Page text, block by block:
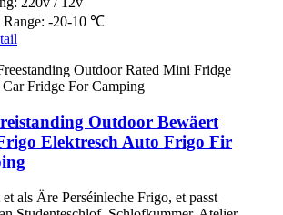
Range: -20-10 ℃
Outdoor Bewäert
Elektresch Auto Frigo Fir
als Äre Perséinleche Frigo, et passt